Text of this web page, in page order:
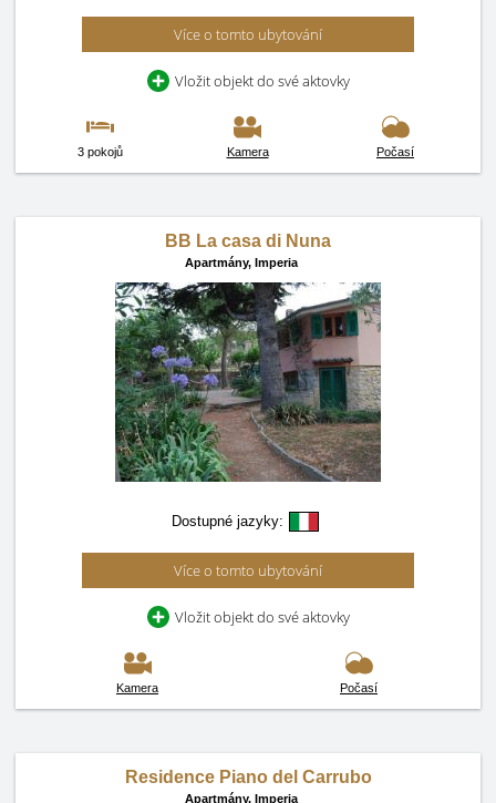
Více o tomto ubytování
Vložit objekt do své aktovky
3 pokojů Kamera Počasí
BB La casa di Nuna
Apartmány, Imperia
Dostupné jazyky:
Více o tomto ubytování
Vložit objekt do své aktovky
Kamera Počasí
Residence Piano del Carrubo
Apartmány, Imperia